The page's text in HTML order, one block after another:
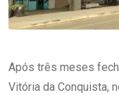
Após três meses
Vitória da Conquista,